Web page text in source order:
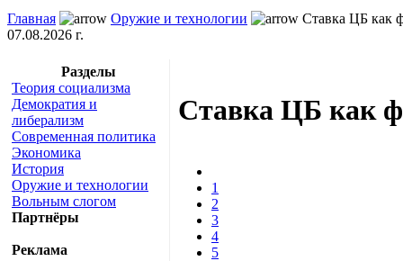
Главная Оружие и технологии
Ставка ЦБ как
07.08.2026 г.
Разделы
Теория социализма
Демократия и
либерализм
Современная политика
Экономика
История
Оружие и технологии
Вольным слогом
Партнёры
Реклама
Ставка ЦБ как
1
2
3
4
5